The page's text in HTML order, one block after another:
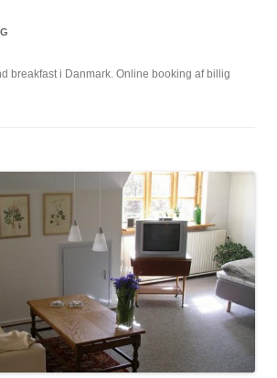
breakfast i Danmark. Online booking af billig